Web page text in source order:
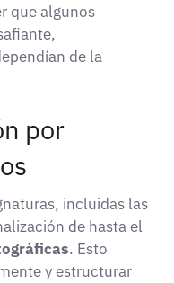
que algunos
de la
por
incluidas las
de hasta el
. Esto
y estructurar